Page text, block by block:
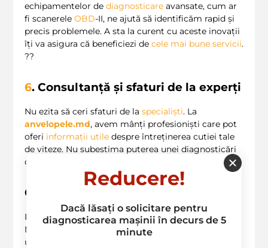
echipamentelor de diagnosticare avansate, cum ar
fi scanerele OBD-II, ne ajută să identificăm rapid și
precis problemele. A sta la curent cu aceste inovații
îți va asigura că beneficiezi de cele mai bune servicii.
??
6. Consultanță și sfaturi de la experți
Nu ezita să ceri sfaturi de la specialiști. La
anvelopele.md, avem mânți profesioniști care pot
oferi informații utile despre întreținerea cutiei tale
de viteze. Nu subestima puterea unei diagnosticări
corecte și a unei bune comunicări cu tehnicienii. ?
Concluzie
Reparatiile cutiei de transmitere manuala in
Moldova pot părea complicate, dar prin alegerea
unui
Reducere!
Dacă lăsați o solicitare pentru
diagnosticarea mașinii în decurs de 5
minute